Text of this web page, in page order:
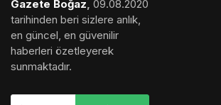
Gazete Boğaz, 09.08.2020
tarihinden beri sizlere anlık,
en güncel, en güvenilir
haberleri özetleyerek
sunmaktadır.